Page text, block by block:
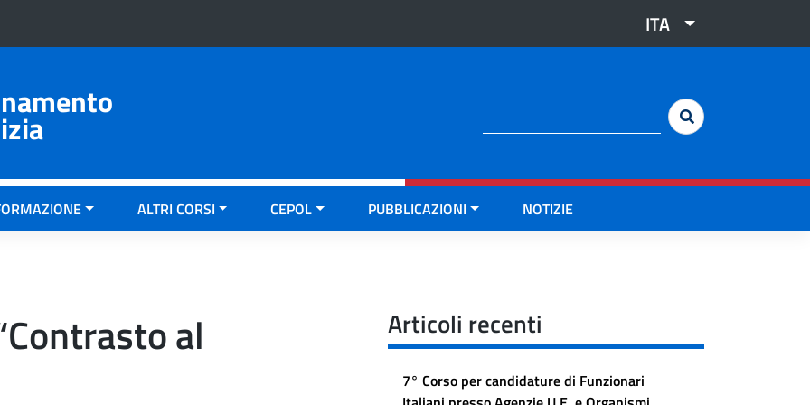
ITA
ALTRI CORSI CEPOL PUBBLICAZIONI NOTIZIE
al Articoli recenti
7° Corso per candidature di Funzionari